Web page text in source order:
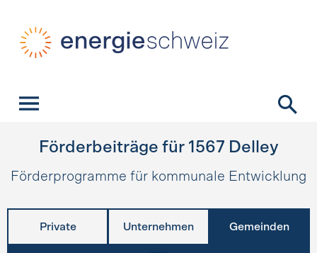
Förderbeiträge für 1567 Delley
Förderprogramme für kommunale Entwicklung
Private Unternehmen Gemeinden